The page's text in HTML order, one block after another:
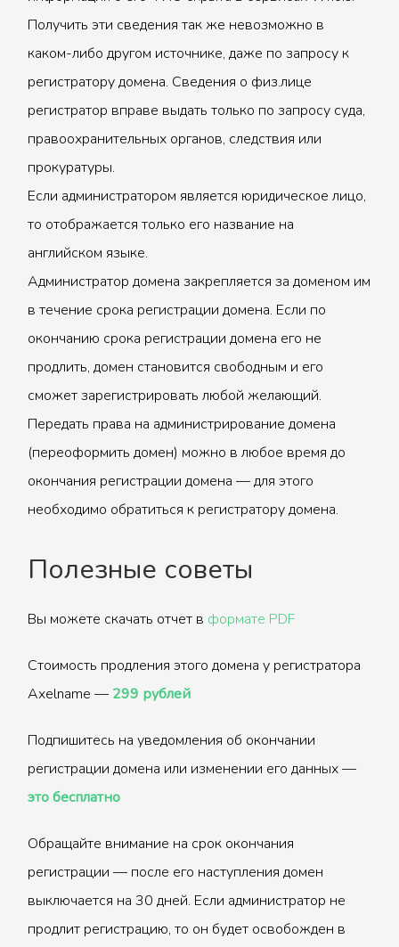
Получить эти сведения так же невозможно в
каком-либо другом источнике, даже по запросу к
регистратору домена. Сведения о физ.лице
регистратор вправе выдать только по запросу суда,
правоохранительных органов, следствия или
прокуратуры.
Если администратором является юридическое лицо,
то отображается только его название на
английском языке.
Администратор домена закрепляется за доменом им
в течение срока регистрации домена. Если по
окончанию срока регистрации домена его не
продлить, домен становится свободным и его
сможет зарегистрировать любой желающий.
Передать права на администрирование домена
(переоформить домен) можно в любое время до
окончания регистрации домена — для этого
необходимо обратиться к регистратору домена.
Полезные советы
Вы можете скачать отчет в формате PDF
Стоимость продления этого домена у регистратора
Axelname — 299 рублей
Подпишитесь на уведомления об окончании
регистрации домена или изменении его данных —
это бесплатно
Обращайте внимание на срок окончания
регистрации — после его наступления домен
выключается на 30 дней. Если администратор не
продлит регистрацию, то он будет освобожден в